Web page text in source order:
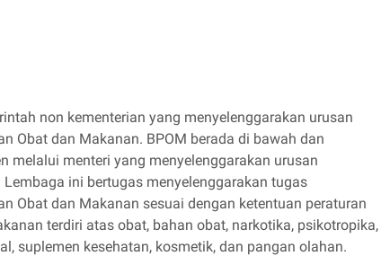
non kementerian yang menyelenggarakan urusan
Obat dan Makanan. BPOM berada di bawah dan
melalui menteri yang menyelenggarakan urusan
ini bertugas menyelenggarakan tugas
Obat dan Makanan sesuai dengan ketentuan peraturan
terdiri atas obat, bahan obat, narkotika, psikotropika,
suplemen kesehatan, kosmetik, dan pangan olahan.